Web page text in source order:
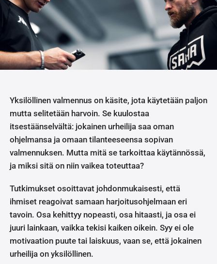
Yksilöllinen valmennus on käsite, jota käytetään paljon
mutta selitetään harvoin. Se kuulostaa
itsestäänselvältä: jokainen urheilija saa oman
ohjelmansa ja omaan tilanteeseensa sopivan
valmennuksen. Mutta mitä se tarkoittaa käytännössä,
ja miksi sitä on niin vaikea toteuttaa?
Tutkimukset osoittavat johdonmukaisesti, että
ihmiset reagoivat samaan harjoitusohjelmaan eri
tavoin. Osa kehittyy nopeasti, osa hitaasti, ja osa ei
juuri lainkaan, vaikka tekisi kaiken oikein. Syy ei ole
motivaation puute tai laiskuus, vaan se, että jokainen
urheilija on yksilöllinen.